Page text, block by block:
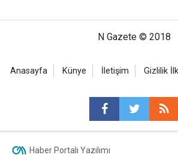
N Gazete © 2018
Anasayfa Künye İletişim Gizlilik
Haber Portalı Yazılımı